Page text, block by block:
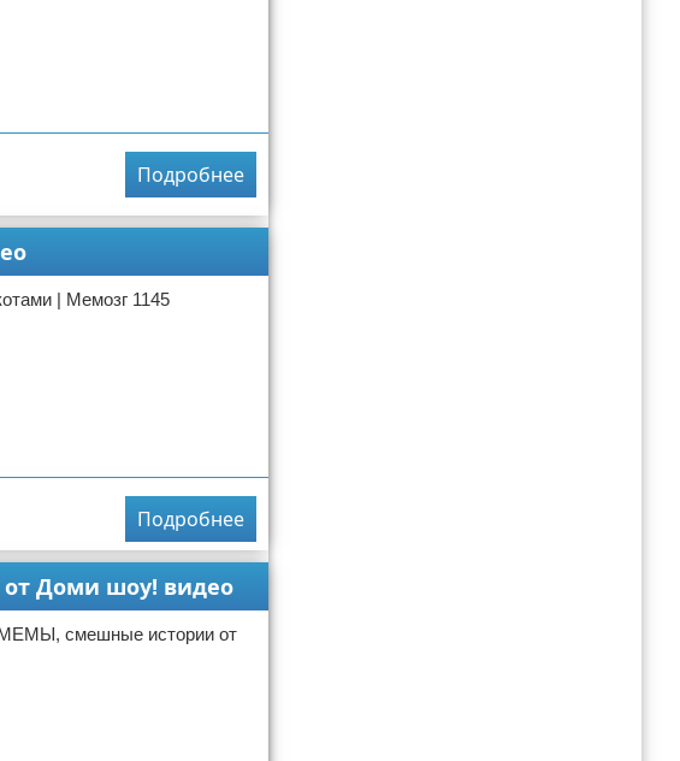
Подробнее
| Мемозг 1145
Подробнее
Доми шоу! видео
смешные истории от